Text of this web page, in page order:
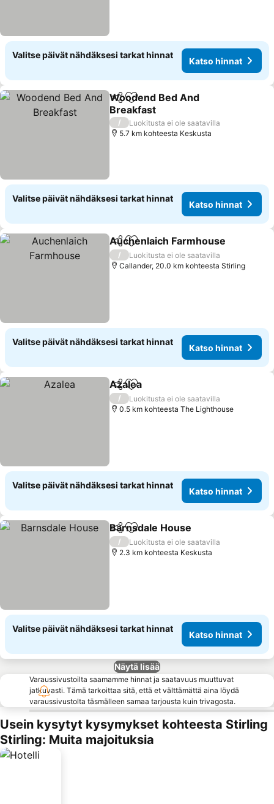
Valitse päivät nähdäksesi tarkat hinnat
Katso hinnat
Jaa Lisää suosikkeihin
Woodend Bed And
Breakfast
/
Luokitusta ei ole saatavilla
5.7 km kohteesta Keskusta
Valitse päivät nähdäksesi tarkat hinnat
Katso hinnat
Jaa Lisää suosikkeihin
Auchenlaich Farmhouse
/
Luokitusta ei ole saatavilla
Callander, 20.0 km kohteesta Stirling
Valitse päivät nähdäksesi tarkat hinnat
Katso hinnat
Jaa Lisää suosikkeihin
Azalea
/
Luokitusta ei ole saatavilla
0.5 km kohteesta The Lighthouse
Valitse päivät nähdäksesi tarkat hinnat
Katso hinnat
Jaa Lisää suosikkeihin
Barnsdale House
/
Luokitusta ei ole saatavilla
2.3 km kohteesta Keskusta
Valitse päivät nähdäksesi tarkat hinnat
Katso hinnat
Näytä lisää
Varaussivustoilta saamamme hinnat ja saatavuus muuttuvat
jatkuvasti. Tämä tarkoittaa sitä, että et välttämättä aina löydä
varaussivustolta täsmälleen samaa tarjousta kuin trivagosta.
Usein kysytyt kysymykset kohteesta Stirling
Stirling: Muita majoituksia